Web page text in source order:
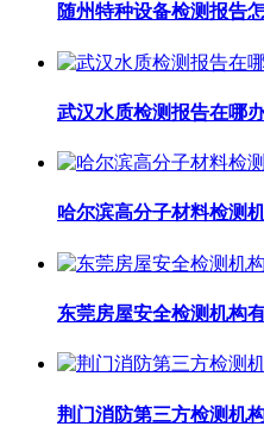
随州特种设备检测报告
武汉水质检测报告在哪
哈尔滨高分子材料检测
东莞房屋安全检测机构
荆门消防第三方检测机